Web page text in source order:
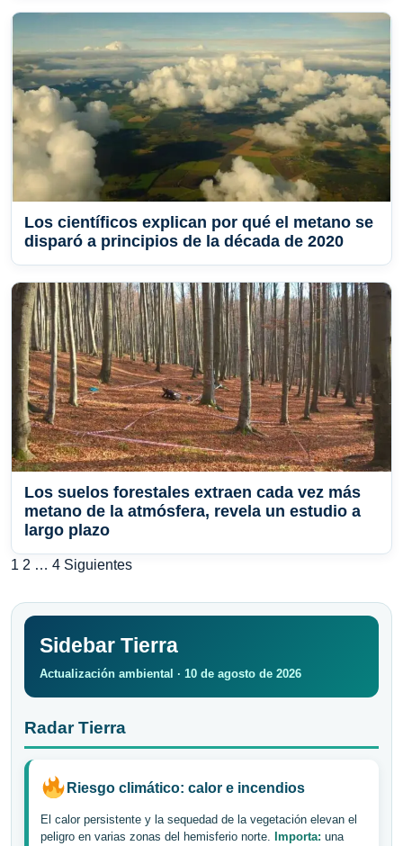
Los científicos explican por qué el metano se
disparó a principios de la década de 2020
Los suelos forestales extraen cada vez más
metano de la atmósfera, revela un estudio a
largo plazo
Paginación
de
entradas
1 2 … 4 Siguientes
Sidebar Tierra
Actualización ambiental · 10 de agosto de 2026
Radar Tierra
Riesgo climático: calor e incendios
El calor persistente y la sequedad de la vegetación elevan el
peligro en varias zonas del hemisferio norte. Importa: una